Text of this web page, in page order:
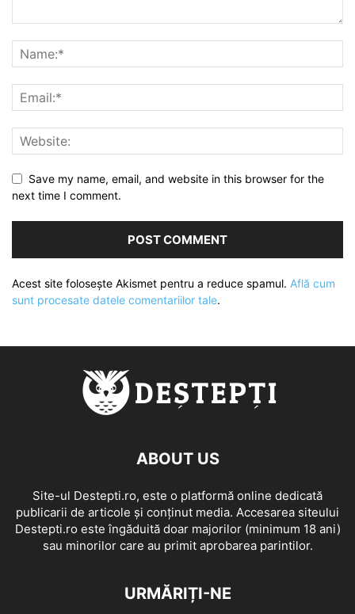
Save my name, email, and website in this browser for the
next time I comment.
Acest site folosește Akismet pentru a reduce spamul. Află cum
sunt procesate datele comentariilor tale.
ABOUT US
Site-ul Destepti.ro, este o platformă online dedicată
publicarii de articole și conținut media. Accesarea siteului
Destepti.ro este îngăduită doar majorilor (minimum 18 ani)
sau minorilor care au primit aprobarea parintilor.
URMĂRIȚI-NE